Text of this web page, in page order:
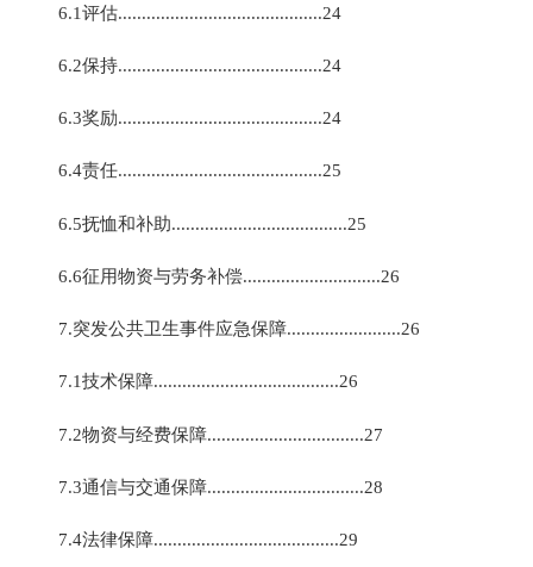
6.1评估...........................................24
6.2保持...........................................24
6.3奖励...........................................24
6.4责任...........................................25
6.5抚恤和补助.....................................25
6.6征用物资与劳务补偿.............................26
7.突发公共卫生事件应急保障........................26
7.1技术保障.......................................26
7.2物资与经费保障.................................27
7.3通信与交通保障.................................28
7.4法律保障.......................................29